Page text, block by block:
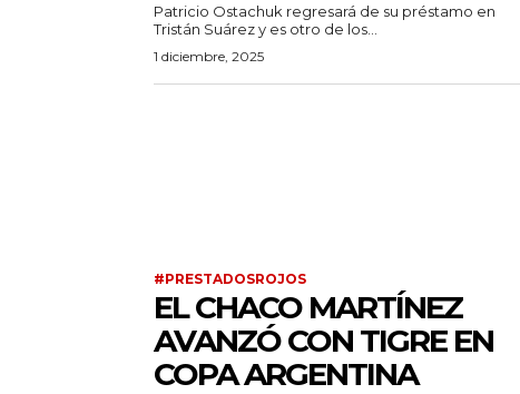
Patricio Ostachuk regresará de su préstamo en
Tristán Suárez y es otro de los...
1 diciembre, 2025
#PRESTADOSROJOS
EL CHACO MARTÍNEZ
AVANZÓ CON TIGRE EN
COPA ARGENTINA